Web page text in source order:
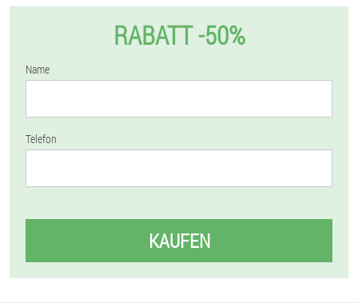
RABATT -50%
Name
Telefon
KAUFEN